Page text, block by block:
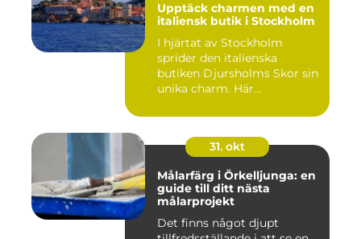
Upptäck charmen med en
italiensk butik i Stockholm
I hjärtat av Stockholm
sprider den italienska
butiken Djursholms Skor sin
unika charm. Här...
31. okt
Målarfärg i Örkelljunga: en
guide till ditt nästa
målarprojekt
Det finns något djupt